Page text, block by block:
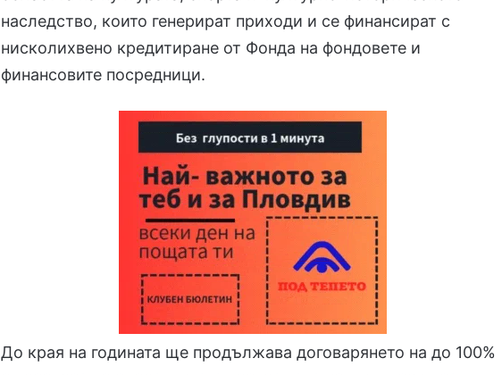
наследство, които генерират приходи и се финансират с
нисколихвено кредитиране от Фонда на фондовете и
финансовите посредници.
До края на годината ще продължава договарянето на до 100%